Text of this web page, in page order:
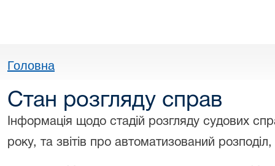
Головна
Стан розгляду справ
Інформація щодо стадій розгляду судових
року, та звітів про автоматизований